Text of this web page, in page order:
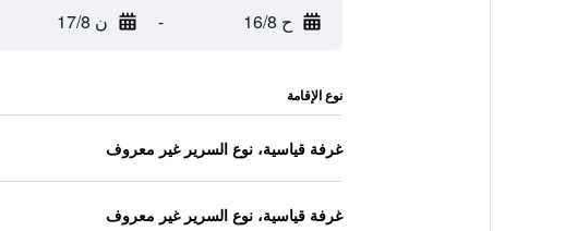
ح 16/8 - ن 17/8
نوع الإقامة
غرفة قياسية، نوع السرير غير معروف
غرفة قياسية، نوع السرير غير معروف